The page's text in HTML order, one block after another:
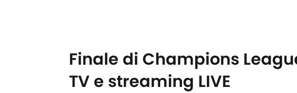
Finale di Champions
TV e streaming LIVE